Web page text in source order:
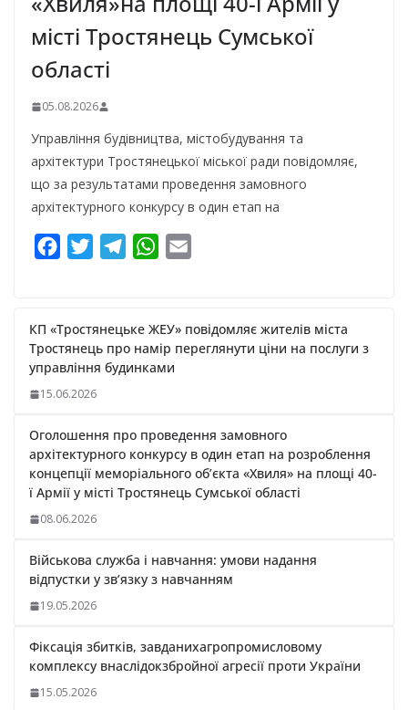
місті Тростянець Сумської
області
05.08.2026
Управління будівництва, містобудування та
архітектури Тростянецької міської ради повідомляє,
що за результатами проведення замовного
архітектурного конкурсу в один етап на
e
b
o
o
t
t
e
r
e
g
r
W
t
s
A
i
l
КП «Тростянецьке ЖЕУ» повідомляє жителів міста
Тростянець про намір переглянути ціни на послуги з
управління будинками
15.06.2026
Оголошення про проведення замовного
архітектурного конкурсу в один етап на розроблення
концепції меморіального об’єкта «Хвиля» на площі 40-
ї Армії у місті Тростянець Сумської області
08.06.2026
Військова служба і навчання: умови надання
відпустки у зв’язку з навчанням
19.05.2026
Фіксація збитків, завданихагропромисловому
комплексу внаслідокзбройної агресії проти України
15.05.2026